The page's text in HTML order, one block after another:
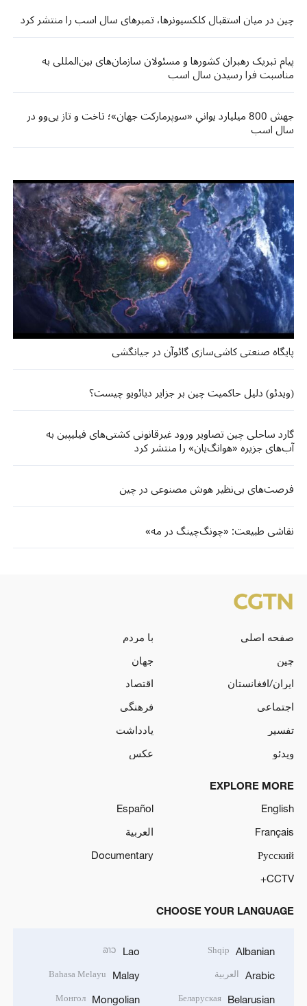
چین در میان استقبال کلکسیونرها، تمبرهای سال اسب را منتشر کرد
پیام تبریک رهبران کشورها و مسئولان سازمان‌های بین‌المللی به
مناسبت فرا رسیدن سال اسب
جهش 800 میلیارد یوانیِ «سوپرمارکت جهان»؛ تاخت و تاز یی‌وو در
سال اسب
پایگاه صنعتی کاشی‌سازی گائوآن در جیانگشی
(ویدئو) دلیل حاکمیت چین بر جزایر دیائویو چیست؟
گارد ساحلی چین تصاویر ورود غیرقانونی کشتی‌های فیلیپین به
آب‌های جزیره‌ «هوانگ‌یان» را منتشر کرد
فرصت‌های بی‌نظیر هوش مصنوعی در چین
نقاشی طبیعت: «چونگ‌چینگ در مه»
صفحه اصلی
با مردم
چین
جهان
ایران/افغانستان
اقتصاد
اجتماعی
فرهنگی
تفسیر
یادداشت
ویدئو
عکس
EXPLORE MORE
English
Español
Français
العربية
Русский
Documentary
CCTV+
CHOOSE YOUR LANGUAGE
Albanian
Shqip
Arabic العربية
Belarusian
Беларуская
Lao
ລາວ
Malay
Bahasa Melayu
Mongolian
Монгол